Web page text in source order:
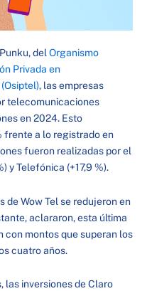
delOrganismo
Privada en
, las empresas
telecomunicaciones
en 2024. Esto
frente a lo registrado en
fueron realizadas por el
y Telefónica (+17,9 %).
de Wow Tel se redujeron en
aclararon, esta última
con montos que superan los
cuatro años.
las inversiones de Claro